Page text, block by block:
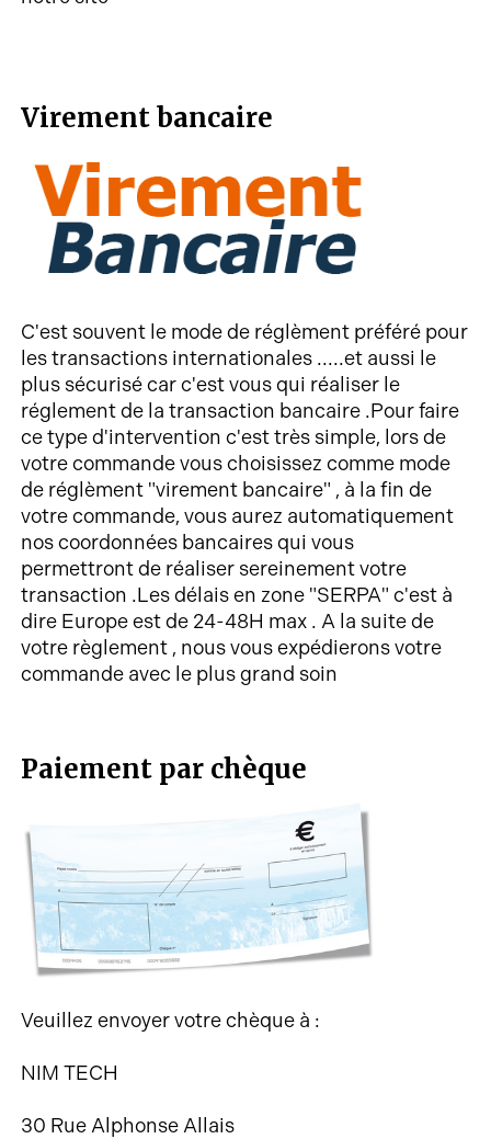
Virement bancaire
C'est souvent le mode de réglèment préféré pour
les transactions internationales .....et aussi le
plus sécurisé car c'est vous qui réaliser le
réglement de la transaction bancaire .Pour faire
ce type d'intervention c'est très simple, lors de
votre commande vous choisissez comme mode
de réglèment "virement bancaire" , à la fin de
votre commande, vous aurez automatiquement
nos coordonnées bancaires qui vous
permettront de réaliser sereinement votre
transaction .Les délais en zone "SERPA" c'est à
dire Europe est de 24-48H max . A la suite de
votre règlement , nous vous expédierons votre
commande avec le plus grand soin
Paiement par chèque
Veuillez envoyer votre chèque à :
NIM TECH
30 Rue Alphonse Allais